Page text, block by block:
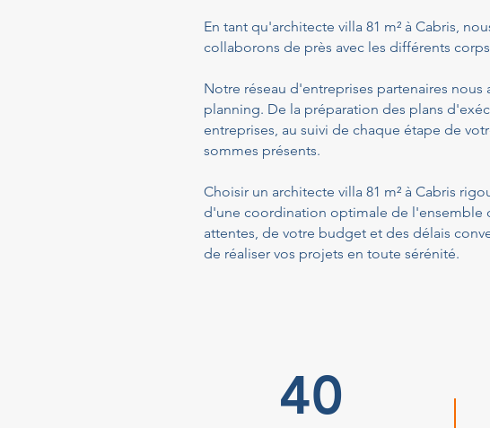
En tant qu'architecte villa 81 m² à Cabris,
collaborons de près avec les différents
Notre réseau d'entreprises partenaires
planning. De la préparation des plans
entreprises, au suivi de chaque étape de
sommes présents.
Choisir un architecte villa 81 m² à Cabris
d'une coordination optimale de l'ensemble
attentes, de votre budget et des délais
de réaliser vos projets en toute sérénité.
40